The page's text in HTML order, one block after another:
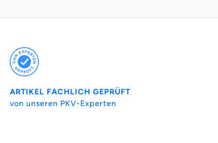
ARTIKEL FACHLICH GEPRÜFT
von unseren PKV-Experten
Krankenvoll
Versicherung